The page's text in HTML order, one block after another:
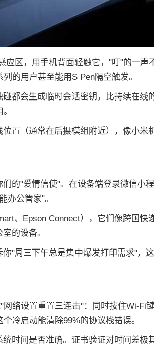
应区，用手机背面轻触它，"叮"的一
的用户甚至能用S Pen隔空触发。
都会生成临时会话密钥，比持续在线
置（通常在后摄模组附近），像小米
的"爱情信使"。在设备端登录微信小
办公管家"。
、Epson Connect），它们像跨国快
的设备。
"周三下午总是集中爆发打印需求"，
络设置重置三连击"：同时按住Wi-Fi
冷启动能清除99%的协议栈错误。
时间是否准确。证书验证对时间差极